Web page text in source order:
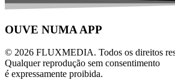
OUVE NUMA APP
© 2026 FLUXMEDIA. Todos os direitos
Qualquer reprodução sem consentimento
é expressamente proibida.